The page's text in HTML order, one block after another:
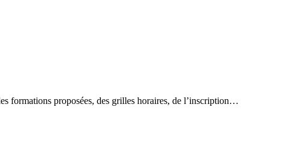
formations proposées, des grilles horaires, de l’inscription…